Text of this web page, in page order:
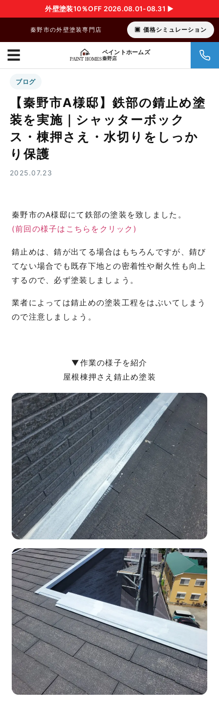
外壁塗装10％OFF 2026.08.01-08.31 ▶︎
秦野市の外壁塗装専門店 価格シミュレーション
ペイントホームズ
秦野店
☰
ブログ
【秦野市A様邸】鉄部の錆止め塗
装を実施｜シャッターボック
ス・棟押さえ・水切りをしっか
り保護
2025.07.23
秦野市のA様邸にて鉄部の塗装を致しました。
(前回の様子はこちらをクリック)
錆止めは、錆が出てる場合はもちろんですが、錆び
てない場合でも既存下地との密着性や耐久性も向上
するので、必ず塗装しましょう。
業者によっては錆止めの塗装工程をはぶいてしまう
ので注意しましょう。
▼作業の様子を紹介
屋根棟押さえ錆止め塗装